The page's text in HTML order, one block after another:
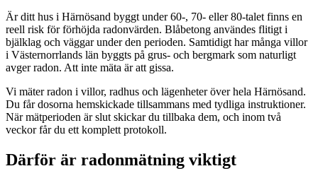
Är ditt hus i Härnösand byggt under 60-, 70- eller 80-talet finns en
reell risk för förhöjda radonvärden. Blåbetong användes flitigt i
bjälklag och väggar under den perioden. Samtidigt har många villor
i Västernorrlands län byggts på grus- och bergmark som naturligt
avger radon. Att inte mäta är att gissa.
Vi mäter radon i villor, radhus och lägenheter över hela Härnösand.
Du får dosorna hemskickade tillsammans med tydliga instruktioner.
När mätperioden är slut skickar du tillbaka dem, och inom två
veckor får du ett komplett protokoll.
Därför är radonmätning viktigt